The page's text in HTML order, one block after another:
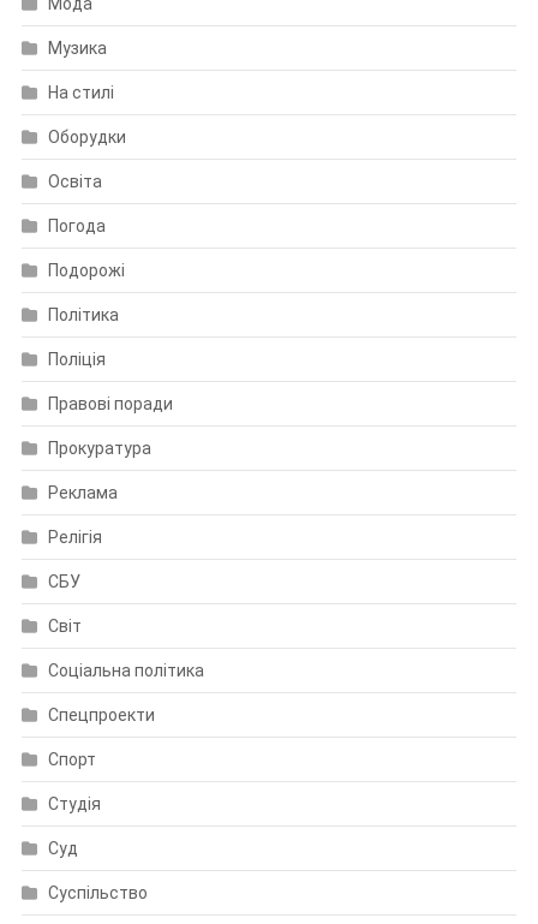
Мода
Музика
На стилі
Оборудки
Освіта
Погода
Подорожі
Політика
Поліція
Правові поради
Прокуратура
Реклама
Релігія
СБУ
Світ
Соціальна політика
Спецпроекти
Спорт
Студія
Суд
Суспільство